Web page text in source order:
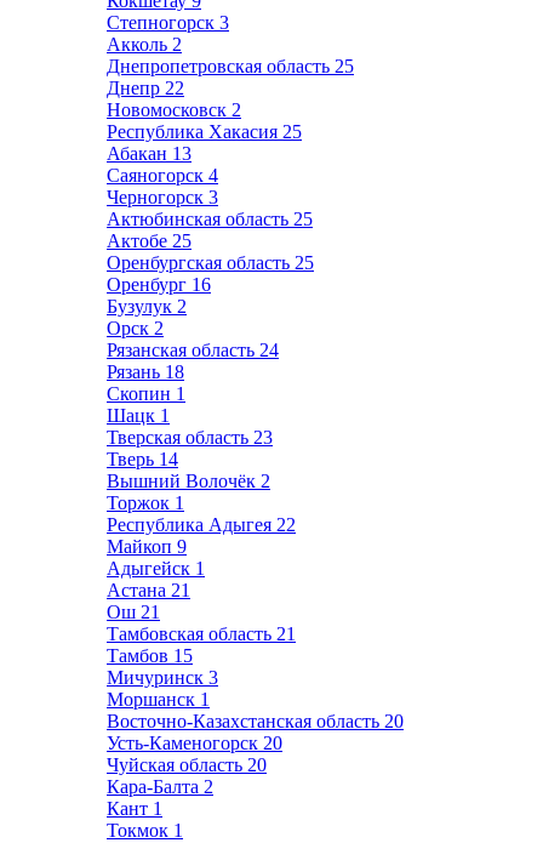
Степногорск 3
Акколь 2
Днепропетровская область 25
Днепр 22
Новомосковск 2
Республика Хакасия 25
Абакан 13
Саяногорск 4
Черногорск 3
Актюбинская область 25
Актобе 25
Оренбургская область 25
Оренбург 16
Бузулук 2
Орск 2
Рязанская область 24
Рязань 18
Скопин 1
Шацк 1
Тверская область 23
Тверь 14
Вышний Волочёк 2
Торжок 1
Республика Адыгея 22
Майкоп 9
Адыгейск 1
Астана 21
Ош 21
Тамбовская область 21
Тамбов 15
Мичуринск 3
Моршанск 1
Восточно-Казахстанская область 20
Усть-Каменогорск 20
Чуйская область 20
Кара-Балта 2
Кант 1
Токмок 1